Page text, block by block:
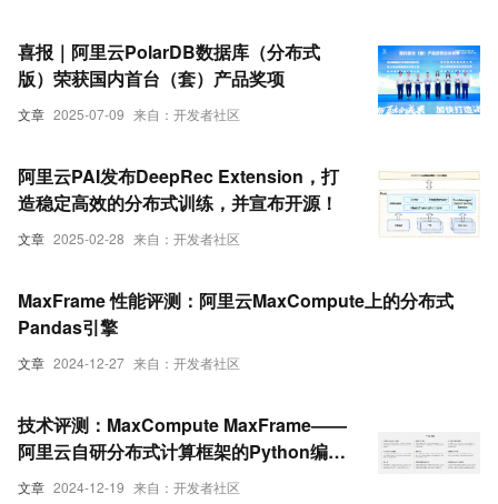
文章 2025-07-09 来自：开发者社区
喜报｜阿里云PolarDB数据库（分布式
版）荣获国内首台（套）产品奖项
文章 2025-02-28 来自：开发者社区
阿里云PAI发布DeepRec Extension，打
造稳定高效的分布式训练，并宣布开源！
文章 2024-12-27 来自：开发者社区
MaxFrame 性能评测：阿里云MaxCompute上的分布式
Pandas引擎
文章 2024-12-19 来自：开发者社区
技术评测：MaxCompute MaxFrame——
阿里云自研分布式计算框架的Python编程
接口